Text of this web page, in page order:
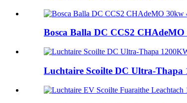
Bosca Balla DC CCS2
Luchtaire Scoilte DC Ultra-